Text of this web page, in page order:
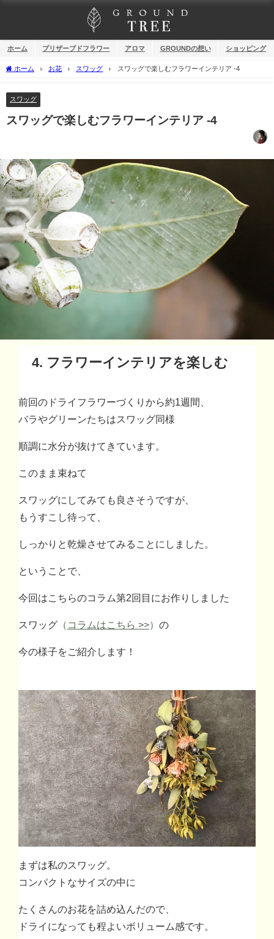
ホーム プリザーブドフラワー アロマ GROUNDの想い ショッピング
ホーム お花 スワッグ スワッグで楽しむフラワーインテリア -4
スワッグ
スワッグで楽しむフラワーインテリア -4
4. フラワーインテリアを楽しむ
前回のドライフラワーづくりから約1週間、
バラやグリーンたちはスワッグ同様
順調に水分が抜けてきています。
このまま束ねて
スワッグにしてみても良さそうですが、
もうすこし待って、
しっかりと乾燥させてみることにしました。
ということで、
今回はこちらのコラム第2回目にお作りしました
スワッグ （ コラムはこちら >>） の
今の様子をご紹介します！
まずは私のスワッグ。
コンパクトなサイズの中に
たくさんのお花を詰め込んだので、
ドライになっても程よいボリューム感です。